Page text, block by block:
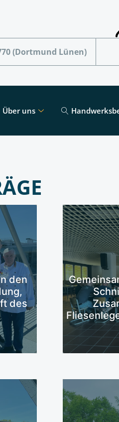
(Dortmund Lünen)
Über uns
den
des